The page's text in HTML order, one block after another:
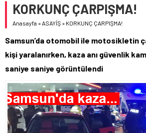
KORKUNÇ ÇARPIŞMA!
Anasayfa »ASAYİŞ » KORKUNÇ ÇARPIŞMA!
Samsun’da otomobil ile motosikletin
kişi yaralanırken, kaza anı güvenlik
saniye saniye görüntülendi